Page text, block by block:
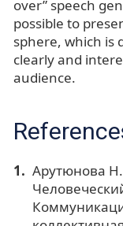
over” speech
possible to
sphere, which is
clearly and
audience.
Арутюнова